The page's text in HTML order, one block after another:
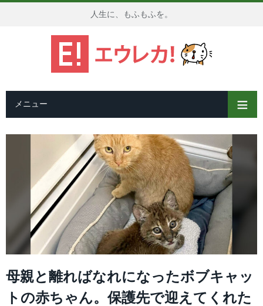
人生に、もふもふを。
メニュー
母親と離ればなれになったボブキャッ
トの赤ちゃん。保護先で迎えてくれた